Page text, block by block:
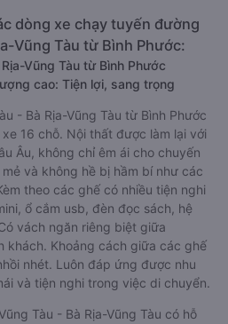
dòng xe chạy tuyến đường
Vũng Tàu từ Bình Phước:
Vũng Tàu từ Bình Phước
cao: Tiện lợi, sang trọng
- Bà Rịa-Vũng Tàu từ Bình Phước
16 chỗ. Nội thất được làm lại với
Âu, không chỉ êm ái cho chuyến
và không hề bị hầm bí như các
theo các ghế có nhiều tiện nghi
ổ cắm usb, đèn đọc sách, hệ
vách ngăn riêng biệt giữa
khách. Khoảng cách giữa các ghế
nhét. Luôn đáp ứng được nhu
và tiện nghi trong việc di chuyển.
Tàu - Bà Rịa-Vũng Tàu có hỗ